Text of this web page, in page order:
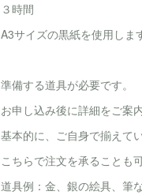
３時間
A3サイズの黒紙を使用しま
準備する道具が必要です。
お申し込み後に詳細をご案
基本的に、ご自身で揃えて
こちらで注文を承ることも
道具例：金、銀の絵具、筆